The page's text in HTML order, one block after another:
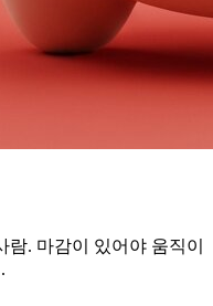
. 마감이 있어야 움직이